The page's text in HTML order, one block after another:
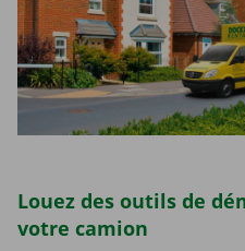
Louez des outils de
votre camion